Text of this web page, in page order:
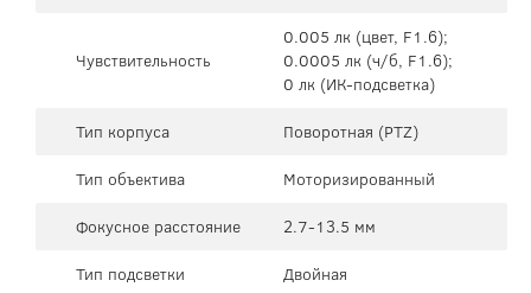
Чувствительность
0.005 лк (цвет, F1.6);
0.0005 лк (ч/б, F1.6);
0 лк (ИК-подсветка)
Тип корпуса
Поворотная (PTZ)
Тип объектива
Моторизированный
Фокусное расстояние
2.7-13.5 мм
Тип подсветки
Двойная